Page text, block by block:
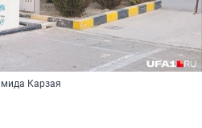
Карзая